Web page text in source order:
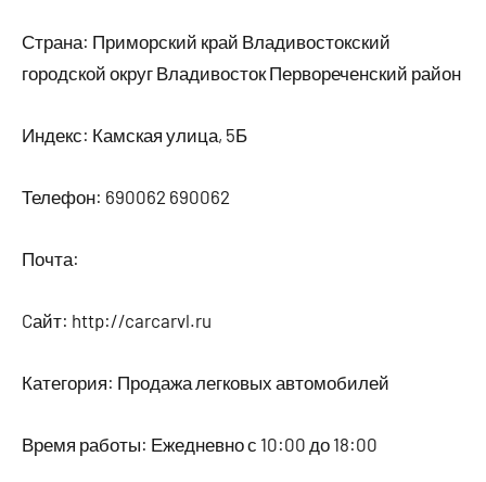
Страна: Приморский край Владивостокский
городской округ Владивосток Первореченский район
Индекс: Камская улица, 5Б
Телефон: 690062 690062
Почта:
Cайт: http://carcarvl.ru
Категория: Продажа легковых автомобилей
Время работы: Ежедневно с 10:00 до 18:00